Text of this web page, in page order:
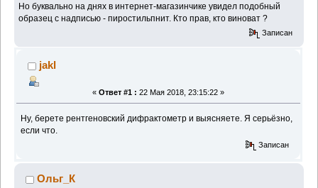
Но буквально на днях в интернет-магазинчике увидел подобный
образец с надписью - пиростильпнит. Кто прав, кто виноват ?
Записан
jakl
« Ответ #1 : 22 Мая 2018, 23:15:22 »
Ну, берете рентгеновский дифрактометр и выясняете. Я серьёзно,
если что.
Записан
Ольг_К